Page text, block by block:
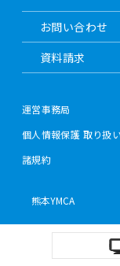
お問い合わせ
資料請求
運営事務局
個人情報保護 取り扱
諸規約
熊本YMCA